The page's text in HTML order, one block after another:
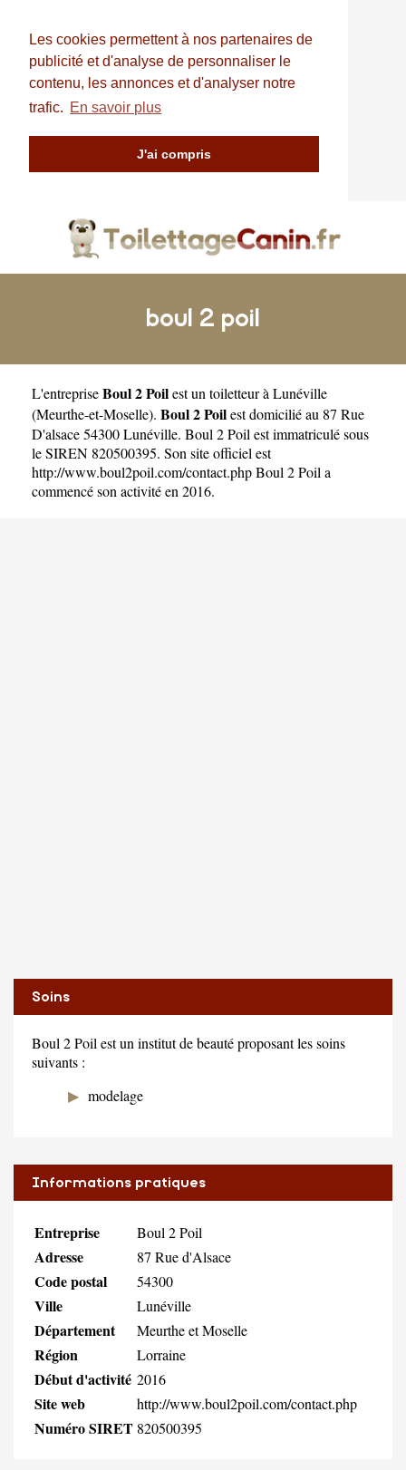
Les cookies permettent à nos partenaires de
publicité et d'analyse de personnaliser le
contenu, les annonces et d'analyser notre
trafic. En savoir plus
J'ai compris
boul 2 poil
L'entrepriseBoul 2 Poilest un toiletteur à Lunéville
(Meurthe-et-Moselle). Boul 2 Poilest domicilié au 87 Rue
D'alsace 54300 Lunéville. Boul 2 Poil est immatriculé sous
le SIREN 820500395. Son site officiel est
http://www.boul2poil.com/contact.phpBoul 2 Poil a
commencé son activité en 2016.
Soins
Boul 2 Poil est un institut de beauté proposant les soins
suivants :
modelage
Informations pratiques
Entreprise Boul 2 Poil
Adresse 87 Rue d'Alsace
Code postal 54300
Ville Lunéville
Département Meurthe et Moselle
Région Lorraine
Début d'activité 2016
Site web http://www.boul2poil.com/contact.php
Numéro SIRET 820500395